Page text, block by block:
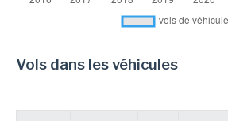
Vols dans les véhicules